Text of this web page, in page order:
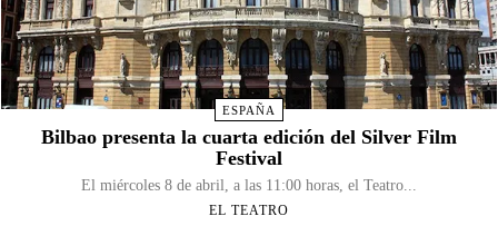
ESPAÑA
Bilbao presenta la cuarta edición del Silver Film
Festival
El miércoles 8 de abril, a las 11:00 horas, el Teatro...
EL TEATRO